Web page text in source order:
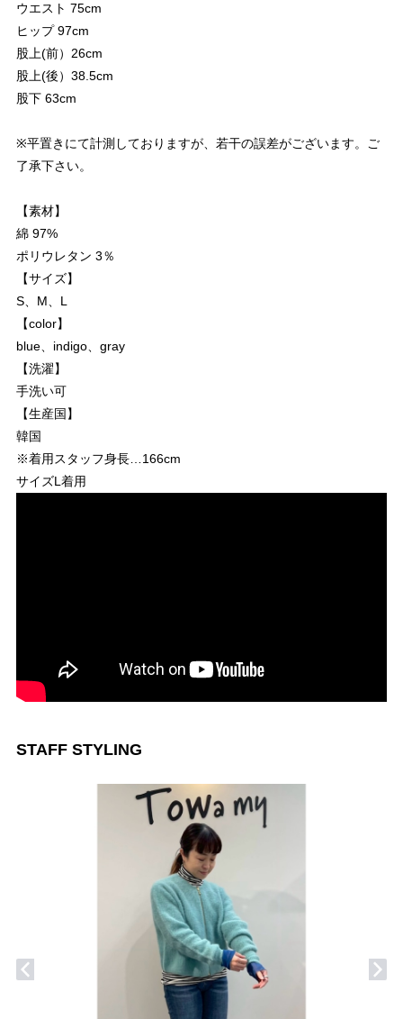
ウエスト 75cm
ヒップ 97cm
股上(前）26cm
股上(後）38.5cm
股下 63cm
※平置きにて計測しておりますが、若干の誤差がございます。ご
了承下さい。
【素材】
綿 97%
ポリウレタン 3％
【サイズ】
S、M、L
【color】
blue、indigo、gray
【洗濯】
手洗い可
【生産国】
韓国
※着用スタッフ身長…166cm
サイズL着用
STAFF STYLING